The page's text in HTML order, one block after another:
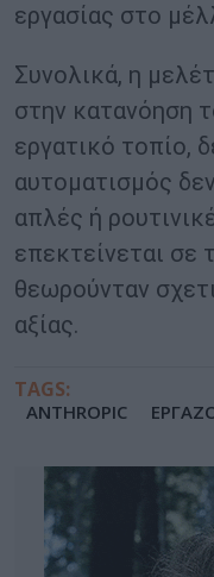
εργασίας στο
Συνολικά, η
στην κατανόηση
εργατικό τοπίο,
αυτοματισμός
απλές ή
επεκτείνεται σε
θεωρούνταν
αξίας.
TAGS:
ANTHROPIC